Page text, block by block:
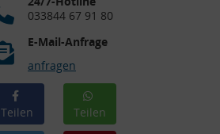
033844 67 91 80
E-Mail-Anfrage
anfragen
Teilen Teilen